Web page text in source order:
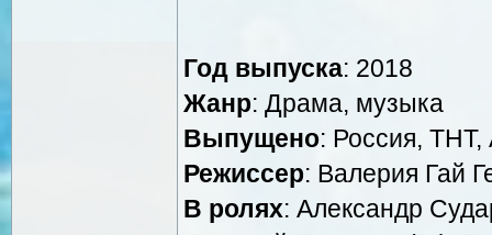
Год выпуска: 2018
Жанр: Драма, музыка
Выпущено: Россия, ТНТ,
Режиссер: Валерия Гай
В ролях: Александр